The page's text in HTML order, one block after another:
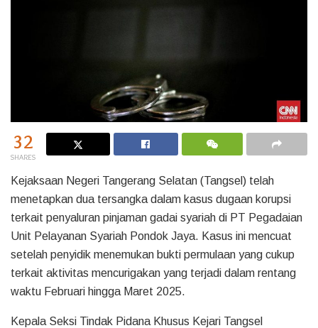
32
SHARES
Kejaksaan Negeri Tangerang Selatan (Tangsel) telah
menetapkan dua tersangka dalam kasus dugaan korupsi
terkait penyaluran pinjaman gadai syariah di PT Pegadaian
Unit Pelayanan Syariah Pondok Jaya. Kasus ini mencuat
setelah penyidik menemukan bukti permulaan yang cukup
terkait aktivitas mencurigakan yang terjadi dalam rentang
waktu Februari hingga Maret 2025.
Kepala Seksi Tindak Pidana Khusus Kejari Tangsel